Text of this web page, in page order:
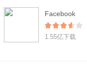
Facebook
1.55亿下载